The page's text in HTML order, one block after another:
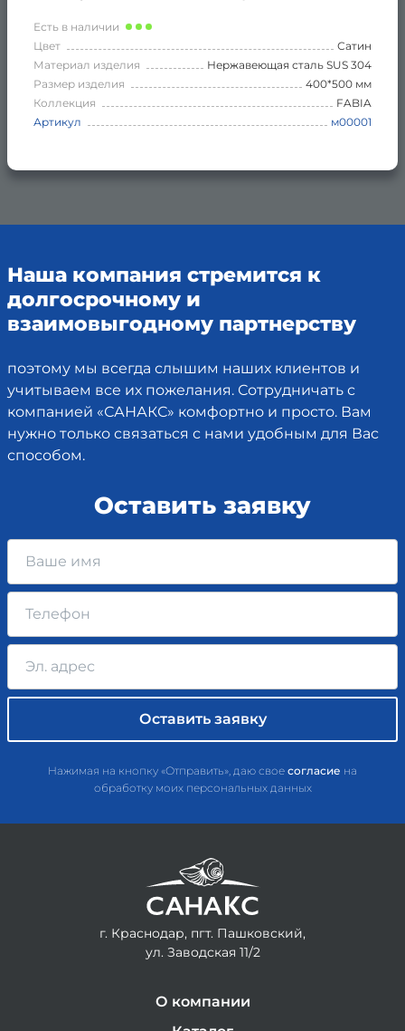
Есть в наличии
Цвет
Сатин
Материал изделия
Нержавеющая сталь SUS 304
Размер изделия
400*500 мм
Коллекция
FABIA
Артикул
м00001
Наша компания стремится к
долгосрочному и
взаимовыгодному партнерству
поэтому мы всегда слышим наших клиентов и
учитываем все их пожелания. Сотрудничать с
компанией «САНАКС» комфортно и просто. Вам
нужно только связаться с нами удобным для Вас
способом.
Оставить заявку
Нажимая на кнопку «Отправить», даю свое согласие на
обработку моих персональных данных
г. Краснодар, пгт. Пашковский,
ул. Заводская 11/2
О компании